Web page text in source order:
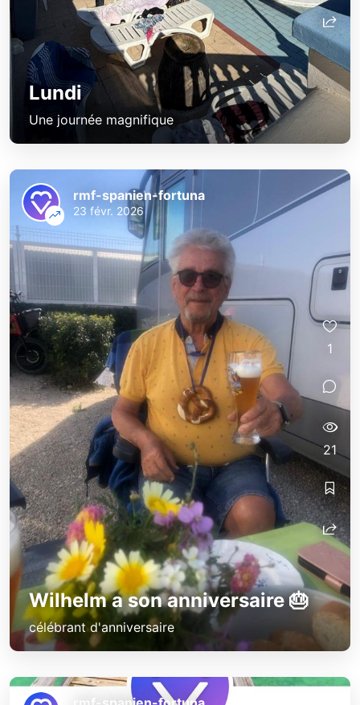
Lundi
Une journée magnifique
Wilhelm a son anniversaire 🎂
célébrant d'anniversaire
rmf-spanien-fortuna
23 févr. 2026
1
21